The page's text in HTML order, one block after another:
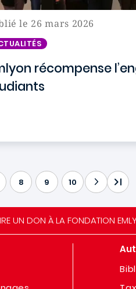
le 26 mars 2026
récompense
8 9 10
UN DON À LA FONDATION